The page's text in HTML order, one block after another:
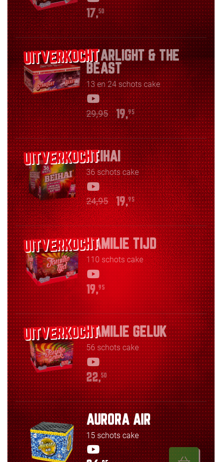
17,50
STARLIGHT & THE
BEAST
13 en 24 schots cake
29,95 19,95
BEIHAI
36 schots cake
24,95 19,95
FAMILIE TIJD
110 schots cake
19,95
FAMILIE GELUK
56 schots cake
22,50
AURORA AIR
15 schots cake